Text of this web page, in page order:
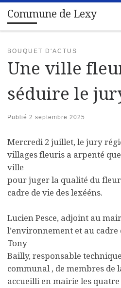
Passer au contenu
Commune de Lexy
BOUQUET D'ACTUS
Une ville
séduire le
Publié 2 septembre 2025
Mercredi 2 juillet, le jury
villages fleuris a arpenté
ville
pour juger la qualité du
cadre de vie des lexééns.
Lucien Pesce, adjoint au
l’environnement et au cadre
Tony
Bailly, responsable
communal , de membres de
accueilli en mairie les